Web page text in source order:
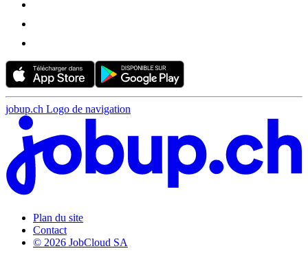
jobup.ch Logo de navigation
Plan du site
Contact
© 2026 JobCloud SA